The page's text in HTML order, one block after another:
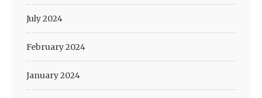
July 2024
February 2024
January 2024